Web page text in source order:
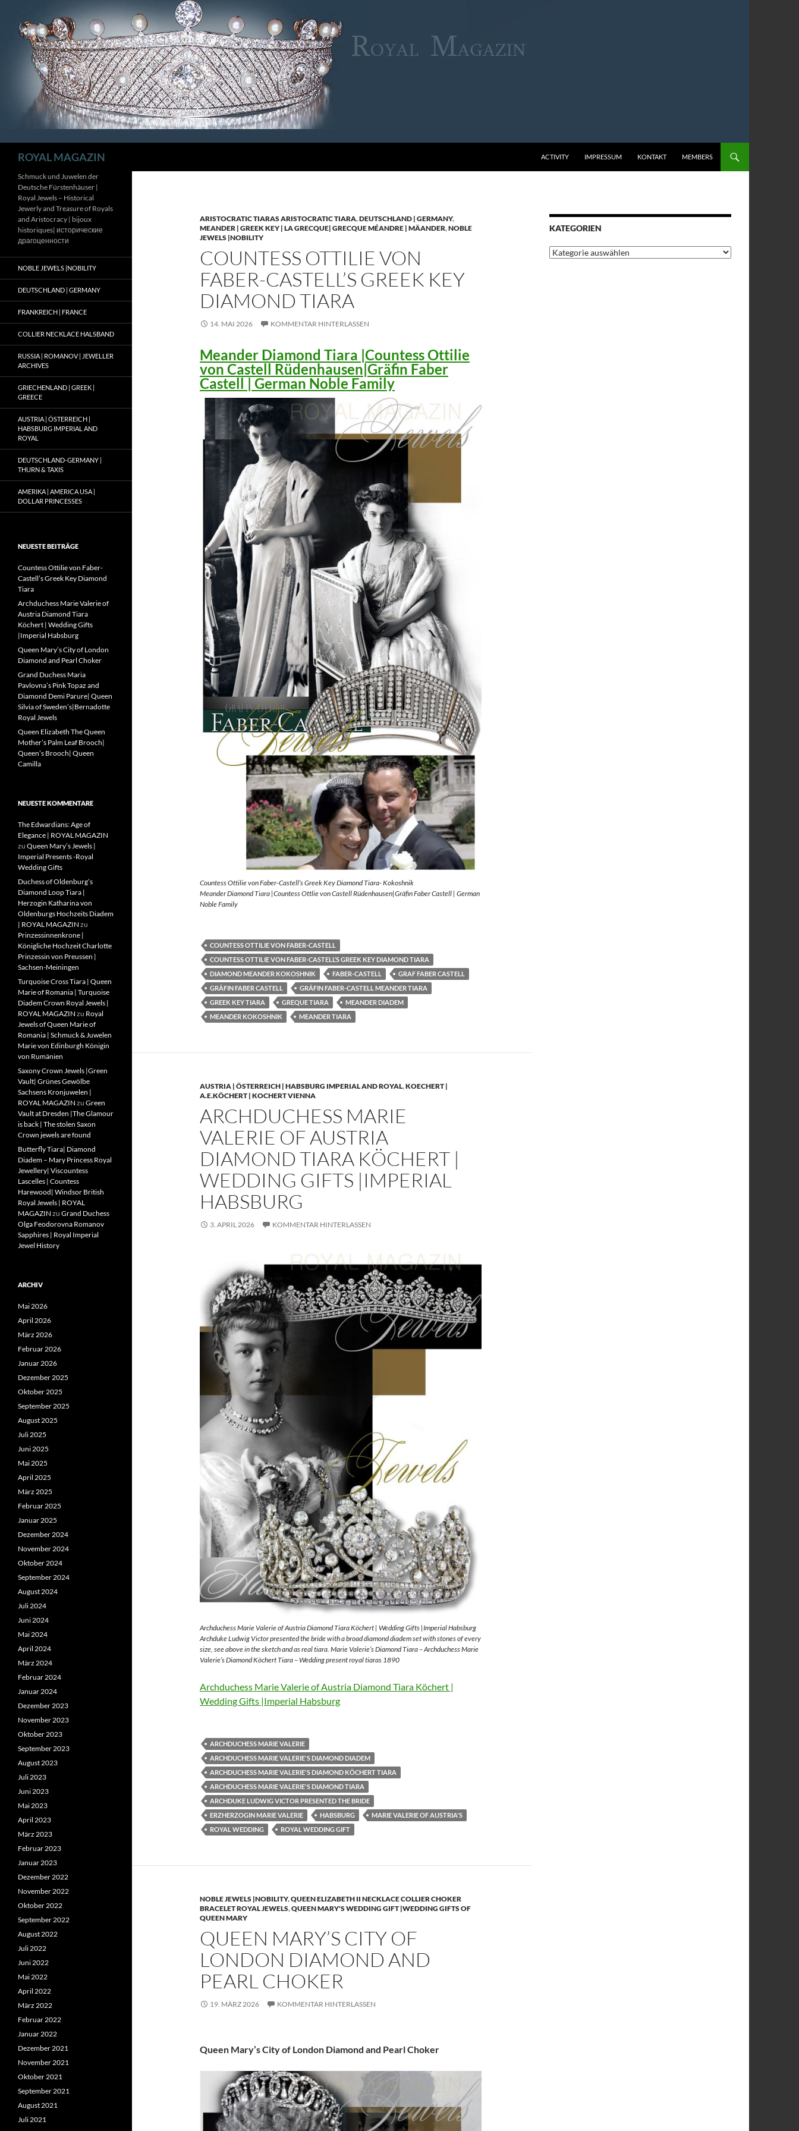
Inhalt
springen
ROYAL MAGAZIN ACTIVITY IMPRESSUM KONTAKT MEMBERS
ARISTOCRATIC TIARAS ARISTOCRATIC TIARA,DEUTSCHLAND | GERMANY,
MEANDER | GREEK KEY | LA GRECQUE| GRECQUE MÉANDRE | MÄANDER,NOBLE
JEWELS |NOBILITY
COUNTESS OTTILIE VON
FABER-CASTELL’S GREEK KEY
DIAMOND TIARA
14. MAI 2026 KOMMENTAR HINTERLASSEN
Meander Diamond Tiara |Countess Ottilie
von Castell Rüdenhausen|Gräfin Faber
Castell | German Noble Family
Countess Ottilie von Faber-Castell’s Greek Key Diamond Tiara- Kokoshnik
Meander Diamond Tiara |Countess Ottlie von Castell Rüdenhausen|Gräfin Faber Castell | German
Noble Family
COUNTESS OTTILIE VON FABER-CASTELL
COUNTESS OTTILIE VON FABER-CASTELL’S GREEK KEY DIAMOND TIARA
DIAMOND MEANDER KOKOSHNIK
FABER-CASTELL
GRAF FABER CASTELL
GRÄFIN FABER CASTELL
GRÄFIN FABER-CASTELL MEANDER TIARA
GREEK KEY TIARA
GREQUE TIARA
MEANDER DIADEM
MEANDER KOKOSHNIK
MEANDER TIARA
AUSTRIA | ÖSTERREICH | HABSBURG IMPERIAL AND ROYAL,KOECHERT |
A.E.KÖCHERT | KOCHERT VIENNA
ARCHDUCHESS MARIE
VALERIE OF AUSTRIA
DIAMOND TIARA KÖCHERT |
WEDDING GIFTS |IMPERIAL
HABSBURG
3. APRIL 2026 KOMMENTAR HINTERLASSEN
Archduchess Marie Valerie of Austria Diamond Tiara Köchert | Wedding Gifts |Imperial Habsburg
Archduke Ludwig Victor presented the bride with a broad diamond diadem set with stones of every
size, see above in the sketch and as real tiara. Marie Valerie’s Diamond Tiara – Archduchess Marie
Valerie’s Diamond Köchert Tiara – Wedding present royal tiaras 1890
Archduchess Marie Valerie of Austria Diamond Tiara Köchert |
Wedding Gifts |Imperial Habsburg
ARCHDUCHESS MARIE VALERIE
ARCHDUCHESS MARIE VALERIE'S DIAMOND DIADEM
ARCHDUCHESS MARIE VALERIE'S DIAMOND KÖCHERT TIARA
ARCHDUCHESS MARIE VALERIE'S DIAMOND TIARA
ARCHDUKE LUDWIG VICTOR PRESENTED THE BRIDE
ERZHERZOGIN MARIE VALERIE
HABSBURG
MARIE VALERIE OF AUSTRIA'S
ROYAL WEDDING
ROYAL WEDDING GIFT
NOBLE JEWELS |NOBILITY,QUEEN ELIZABETH II NECKLACE COLLIER CHOKER
BRACELET ROYAL JEWELS,QUEEN MARY'S WEDDING GIFT |WEDDING GIFTS OF
QUEEN MARY
QUEEN MARY’S CITY OF
LONDON DIAMOND AND
PEARL CHOKER
19. MÄRZ 2026 KOMMENTAR HINTERLASSEN
Queen Mary’s City of London Diamond and Pearl Choker
KATEGORIEN
Kategorien
Schmuck und Juwelen der
Deutsche Fürstenhäuser |
Royal Jewels – Historical
Jewerly and Treasure of Royals
and Aristocracy | bijoux
historiques| исторические
драгоценности
NOBLE JEWELS |NOBILITY
DEUTSCHLAND | GERMANY
FRANKREICH | FRANCE
COLLIER NECKLACE HALSBAND
RUSSIA | ROMANOV | JEWELLER
ARCHIVES
GRIECHENLAND | GREEK |
GREECE
AUSTRIA | ÖSTERREICH |
HABSBURG IMPERIAL AND
ROYAL
DEUTSCHLAND-GERMANY |
THURN & TAXIS
AMERIKA | AMERICA USA |
DOLLAR PRINCESSES
NEUESTE BEITRÄGE
Countess Ottilie von Faber-
Castell’s Greek Key Diamond
Tiara
Archduchess Marie Valerie of
Austria Diamond Tiara
Köchert | Wedding Gifts
|Imperial Habsburg
Queen Mary’s City of London
Diamond and Pearl Choker
Grand Duchess Maria
Pavlovna’s Pink Topaz and
Diamond Demi Parure| Queen
Silvia of Sweden’s|Bernadotte
Royal Jewels
Queen Elizabeth The Queen
Mother’s Palm Leaf Brooch|
Queen’s Brooch| Queen
Camilla
NEUESTE KOMMENTARE
The Edwardians: Age of
Elegance | ROYAL MAGAZIN
zu Queen Mary’s Jewels |
Imperial Presents -Royal
Wedding Gifts
Duchess of Oldenburg’s
Diamond Loop Tiara |
Herzogin Katharina von
Oldenburgs Hochzeits Diadem
| ROYAL MAGAZIN zu
Prinzessinnenkrone |
Königliche Hochzeit Charlotte
Prinzessin von Preussen |
Sachsen-Meiningen
Turquoise Cross Tiara | Queen
Marie of Romania | Turquoise
Diadem Crown Royal Jewels |
ROYAL MAGAZIN zu Royal
Jewels of Queen Marie of
Romania | Schmuck & Juwelen
Marie von Edinburgh Königin
von Rumänien
Saxony Crown Jewels |Green
Vault| Grünes Gewölbe
Sachsens Kronjuwelen |
ROYAL MAGAZIN zu Green
Vault at Dresden |The Glamour
is back | The stolen Saxon
Crown jewels are found
Butterfly Tiara| Diamond
Diadem – Mary Princess Royal
Jewellery| Viscountess
Lascelles | Countess
Harewood| Windsor British
Royal Jewels | ROYAL
MAGAZIN zu Grand Duchess
Olga Feodorovna Romanov
Sapphires | Royal Imperial
Jewel History
ARCHIV
Mai 2026
April 2026
März 2026
Februar 2026
Januar 2026
Dezember 2025
Oktober 2025
September 2025
August 2025
Juli 2025
Juni 2025
Mai 2025
April 2025
März 2025
Februar 2025
Januar 2025
Dezember 2024
November 2024
Oktober 2024
September 2024
August 2024
Juli 2024
Juni 2024
Mai 2024
April 2024
März 2024
Februar 2024
Januar 2024
Dezember 2023
November 2023
Oktober 2023
September 2023
August 2023
Juli 2023
Juni 2023
Mai 2023
April 2023
März 2023
Februar 2023
Januar 2023
Dezember 2022
November 2022
Oktober 2022
September 2022
August 2022
Juli 2022
Juni 2022
Mai 2022
April 2022
März 2022
Februar 2022
Januar 2022
Dezember 2021
November 2021
Oktober 2021
September 2021
August 2021
Juli 2021